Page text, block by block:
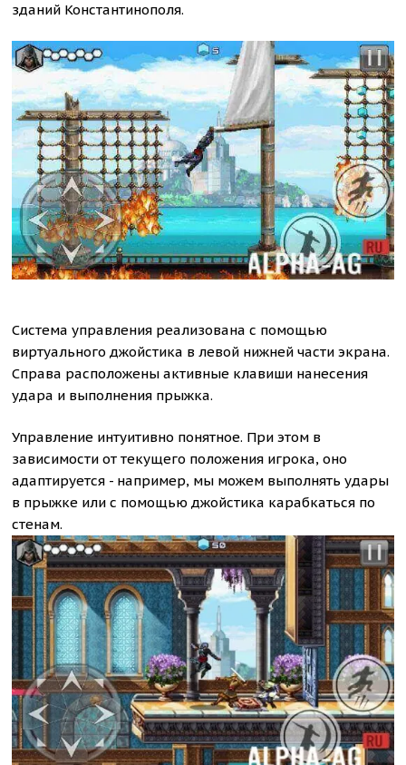
зданий Константинополя.
Система управления реализована с помощью
виртуального джойстика в левой нижней части экрана.
Справа расположены активные клавиши нанесения
удара и выполнения прыжка.
Управление интуитивно понятное. При этом в
зависимости от текущего положения игрока, оно
адаптируется - например, мы можем выполнять удары
в прыжке или с помощью джойстика карабкаться по
стенам.